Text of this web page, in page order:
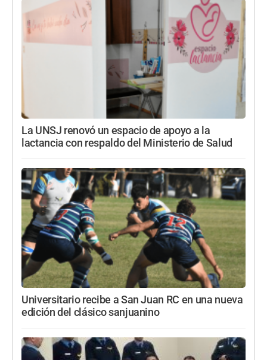
La UNSJ renovó un espacio de apoyo a la
lactancia con respaldo del Ministerio de Salud
Universitario recibe a San Juan RC en una nueva
edición del clásico sanjuanino